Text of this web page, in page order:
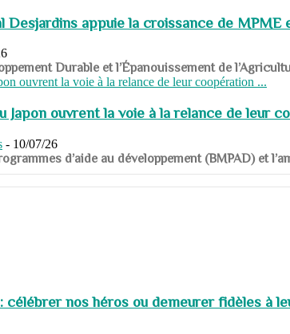
appuie la croissance de MPME
Durable et l’Épanouissement de
Japon ouvrent la voie à la relance de leur
- 10/07/26
d’aide au développement (BMPAD) et
célébrer nos héros ou demeurer fidèles à